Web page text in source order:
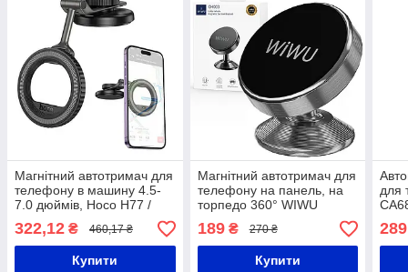
Магнітний автотримач для
телефону в машину 4.5-
7.0 дюймів, Hoco H77 /
322,12 ₴ 460,17 ₴
Купити
Магнітний автотримач для
телефону на панель, на
торпедо 360° WIWU
Магнітний тримач для
смартфона в авто
189₴ 270 ₴
Купити
для
289